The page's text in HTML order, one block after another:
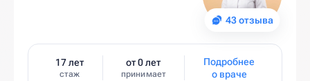
43 отзыва
17 лет
стаж
от 0 лет
принимает
Подробнее
о враче